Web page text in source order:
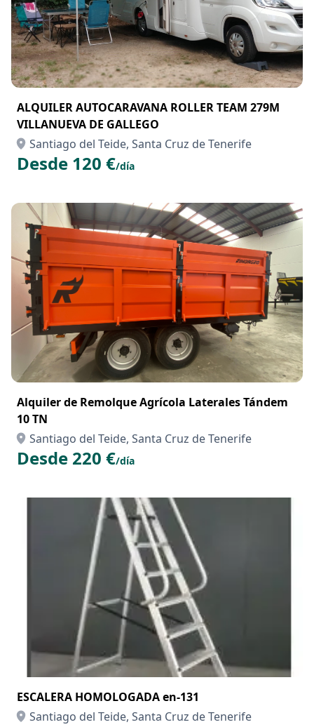
ALQUILER AUTOCARAVANA ROLLER TEAM 279M
VILLANUEVA DE GALLEGO
Santiago del Teide, Santa Cruz de Tenerife
Desde 120 €/día
Alquiler de Remolque Agrícola Laterales Tándem
10 TN
Santiago del Teide, Santa Cruz de Tenerife
Desde 220 €/día
ESCALERA HOMOLOGADA en-131
Santiago del Teide, Santa Cruz de Tenerife